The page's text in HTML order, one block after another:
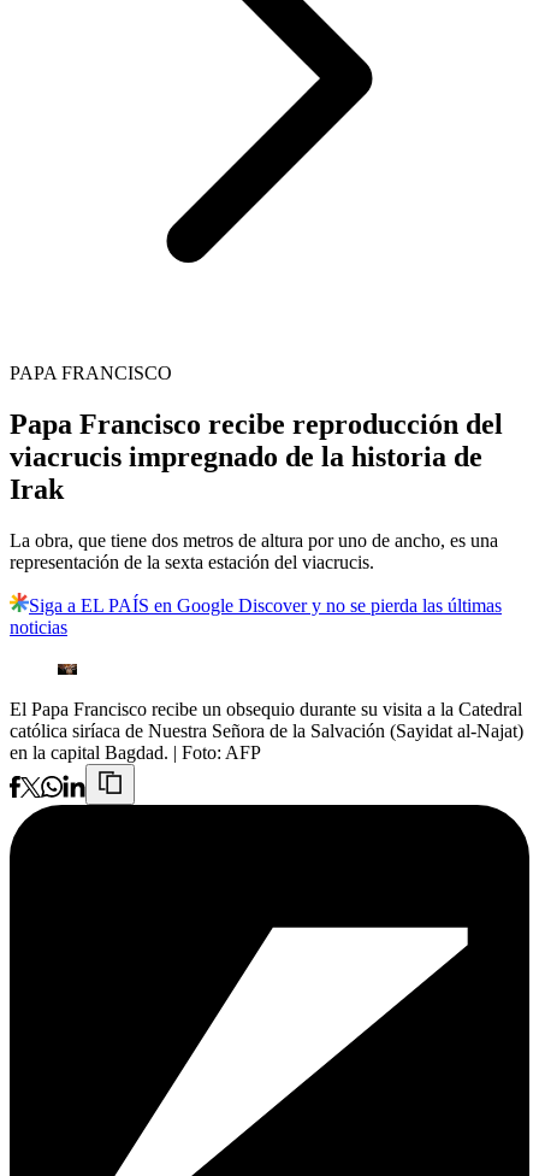
PAPA FRANCISCO
Papa Francisco recibe reproducción del
viacrucis impregnado de la historia de
Irak
La obra, que tiene dos metros de altura por uno de ancho, es una
representación de la sexta estación del viacrucis.
Siga a EL PAÍS en Google Discover y no se pierda las últimas
noticias
El Papa Francisco recibe un obsequio durante su visita a la Catedral
católica siríaca de Nuestra Señora de la Salvación (Sayidat al-Najat)
en la capital Bagdad. | Foto: AFP